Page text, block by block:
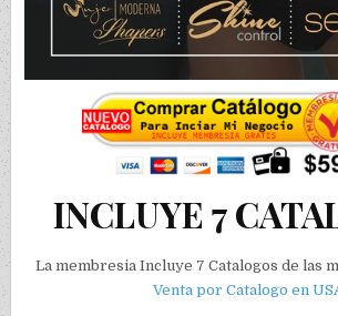
INCLUYE 7
La membresia Incluye 7 Catalogos de las
Venta por Catalogo en